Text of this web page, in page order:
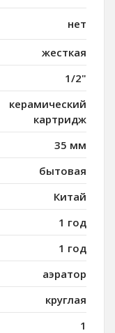
нет
жесткая
1/2"
керамический
картридж
35 мм
бытовая
Китай
1 год
1 год
аэратор
круглая
1